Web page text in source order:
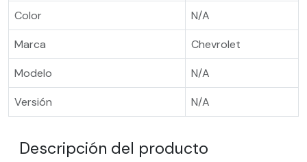
Color
N/A
Marca
Chevrolet
Modelo
N/A
Versión
N/A
Descripción del producto